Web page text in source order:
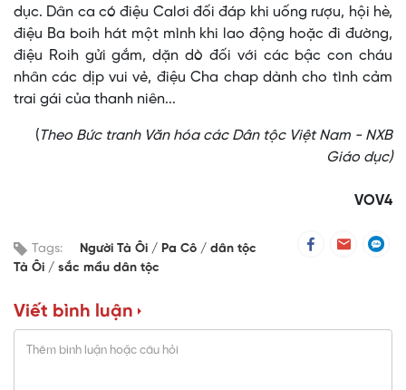
dục. Dân ca có điệu Calơi đối đáp khi uống rượu, hội hè,
điệu Ba boih hát một mình khi lao động hoặc đi đường,
điệu Roih gửi gắm, dặn dò đối với các bậc con cháu
nhân các dịp vui vẻ, điệu Cha chap dành cho tình cảm
trai gái của thanh niên...
(Theo Bức tranh Văn hóa các Dân tộc Việt Nam - NXB
Giáo dục)
VOV4
Tags: Người Tà Ôi Pa Cô
dân tộc
Tà Ôi
sắc mầu dân tộc
Viết bình luận